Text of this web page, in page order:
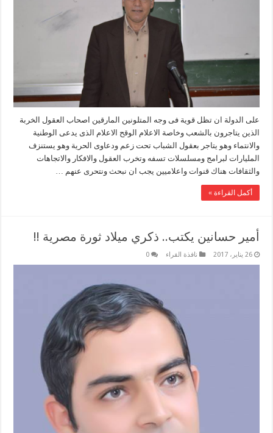
على الدولة ان تظل قوية فى وجه المتلونين المارقين اصحاب العقول الخربة
الذين يتاجرون بالشعب وخاصة الاعلام الوقح الاعلام الذى يدعى الوطنية
والانتماء وهو يتاجر بعقول الشباب تحت زعم ودعاوى الحرية وهو يستنزف
المليارات لبرامج ومسلسلات تسفه وتخرب العقول والافكار والاتجاهات
والثقافات هناك قنوات واعلاميين يجب ان نبحث ونتحرى عنهم …
أكمل القراءة »
أمير حسانين يكتب.. ذكري ميلاد ثورة مصرية !!
26 يناير، 2017 نافذة القراء 0